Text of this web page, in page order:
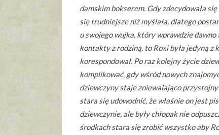
damskim bokserem. Gdy zdecydowała
się trudniejsze niż myślała, dlatego
u swojego wujka, który wprawdzie dawno
kontakty z rodziną, to Roxi była jedyną z
korespondował. Po raz kolejny życie
komplikować, gdy wśród nowych
dziewczyny staje zniewalająco
stara się udowodnić, że właśnie on jest
dziewczynie, ale były chłopak nie
środkach stara się zrobić wszystko aby